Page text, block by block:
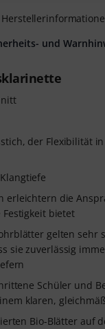
der Flexibilität
erleichtern die
Festigkeit bietet
gelten sehr
sie zuverlässig
Schüler und
klaren,
Bio-Blätter auf
und